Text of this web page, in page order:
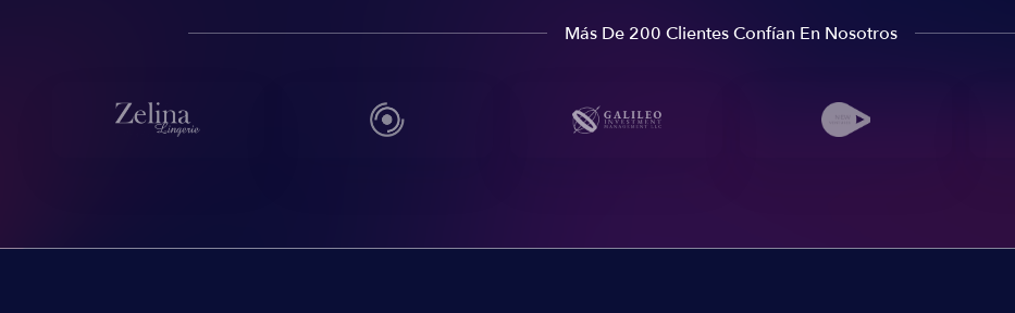
Más De 200 Clientes Confían En Nosotros